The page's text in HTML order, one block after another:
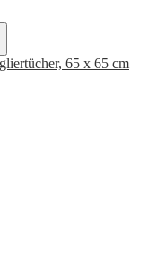
65 x 65 cm